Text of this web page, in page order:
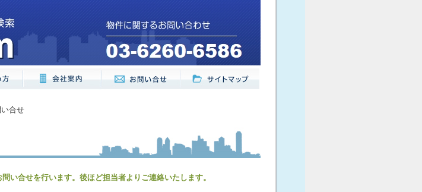
合せ
問い合せを行います。後ほど担当者よりご連絡いたします。